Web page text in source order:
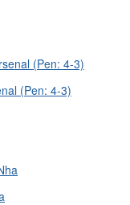
(Pen: 4-3)